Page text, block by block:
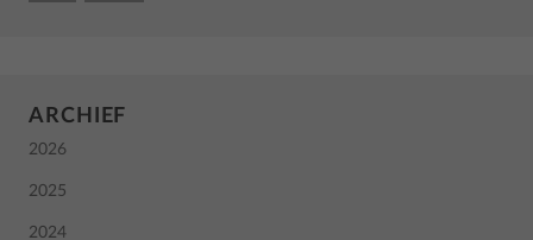
ARCHIEF
2026
2025
2024